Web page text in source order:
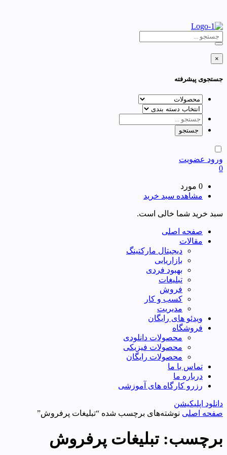
×
جستجوی پیشرفته
ورود عضویت
0
0 مورد
مشاهده سبد خرید
سبد خرید شما خالی است.
صفحه اصلی
مقالات
دیجیتال مارکتینگ
بازاریابی
بهبود فردی
تبلیغات
فروش
کسب و کار
مدیریت
ویدئو های رایگان
فروشگاه
محصولات دانلودی
محصولات فیزیکی
محصولات رایگان
تماس با ما
درباره ما
رزرو کارگاه های آموزشی
دانلود اپلیکیشن
صفحه اصلی نوشته‌های برچسب شده “تبلیغات پرفروش”
برچسب:تبلیغات پرفروش